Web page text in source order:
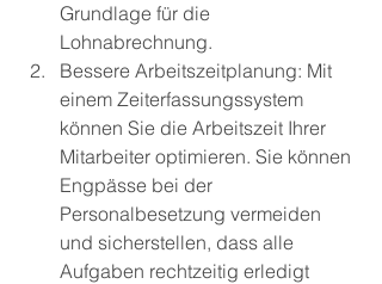
Grundlage für die
Lohnabrechnung.
Bessere Arbeitszeitplanung: Mit
einem Zeiterfassungssystem
können Sie die Arbeitszeit Ihrer
Mitarbeiter optimieren. Sie können
Engpässe bei der
Personalbesetzung vermeiden
und sicherstellen, dass alle
Aufgaben rechtzeitig erledigt